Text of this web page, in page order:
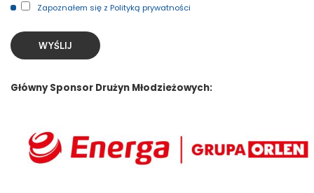
Zapoznałem się z Polityką prywatności
Główny Sponsor Drużyn Młodzieżowych: